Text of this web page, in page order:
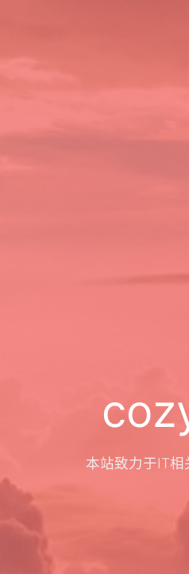
本站致力于IT相